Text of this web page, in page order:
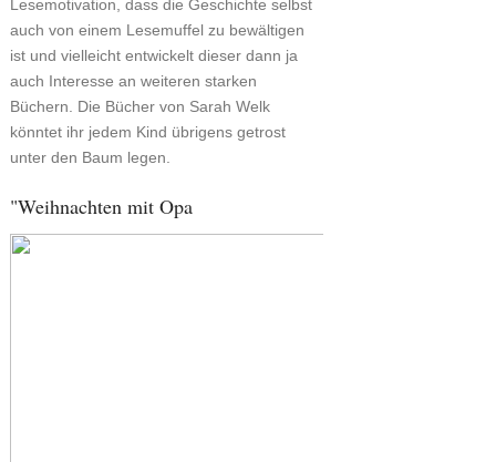
Lesemotivation, dass die Geschichte selbst
auch von einem Lesemuffel zu bewältigen
ist und vielleicht entwickelt dieser dann ja
auch Interesse an weiteren starken
Büchern. Die Bücher von Sarah Welk
könntet ihr jedem Kind übrigens getrost
unter den Baum legen.
"Weihnachten mit Opa